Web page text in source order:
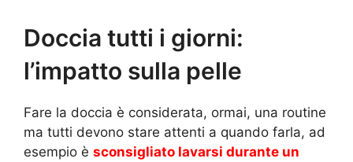
Doccia tutti i giorni:
l’impatto sulla pelle
Fare la doccia è considerata, ormai, una routine
ma tutti devono stare attenti a quando farla, ad
esempio è sconsigliato lavarsi durante un